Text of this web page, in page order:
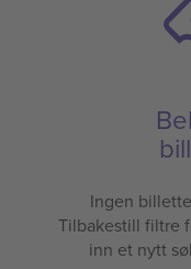
Ingen
Tilbakestill filtre
inn et nytt